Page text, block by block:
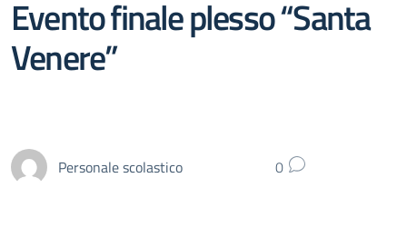
Evento finale plesso “Santa
Venere”
Personale scolastico 0